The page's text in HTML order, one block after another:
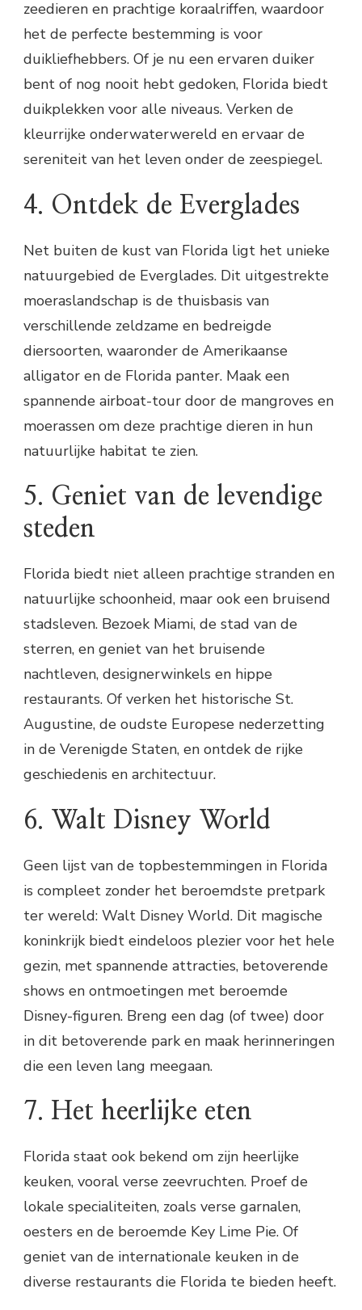
zeedieren en prachtige koraalriffen, waardoor
het de perfecte bestemming is voor
duikliefhebbers. Of je nu een ervaren duiker
bent of nog nooit hebt gedoken, Florida biedt
duikplekken voor alle niveaus. Verken de
kleurrijke onderwaterwereld en ervaar de
sereniteit van het leven onder de zeespiegel.
4. Ontdek de Everglades
Net buiten de kust van Florida ligt het unieke
natuurgebied de Everglades. Dit uitgestrekte
moeraslandschap is de thuisbasis van
verschillende zeldzame en bedreigde
diersoorten, waaronder de Amerikaanse
alligator en de Florida panter. Maak een
spannende airboat-tour door de mangroves en
moerassen om deze prachtige dieren in hun
natuurlijke habitat te zien.
5. Geniet van de levendige
steden
Florida biedt niet alleen prachtige stranden en
natuurlijke schoonheid, maar ook een bruisend
stadsleven. Bezoek Miami, de stad van de
sterren, en geniet van het bruisende
nachtleven, designerwinkels en hippe
restaurants. Of verken het historische St.
Augustine, de oudste Europese nederzetting
in de Verenigde Staten, en ontdek de rijke
geschiedenis en architectuur.
6. Walt Disney World
Geen lijst van de topbestemmingen in Florida
is compleet zonder het beroemdste pretpark
ter wereld: Walt Disney World. Dit magische
koninkrijk biedt eindeloos plezier voor het hele
gezin, met spannende attracties, betoverende
shows en ontmoetingen met beroemde
Disney-figuren. Breng een dag (of twee) door
in dit betoverende park en maak herinneringen
die een leven lang meegaan.
7. Het heerlijke eten
Florida staat ook bekend om zijn heerlijke
keuken, vooral verse zeevruchten. Proef de
lokale specialiteiten, zoals verse garnalen,
oesters en de beroemde Key Lime Pie. Of
geniet van de internationale keuken in de
diverse restaurants die Florida te bieden heeft.